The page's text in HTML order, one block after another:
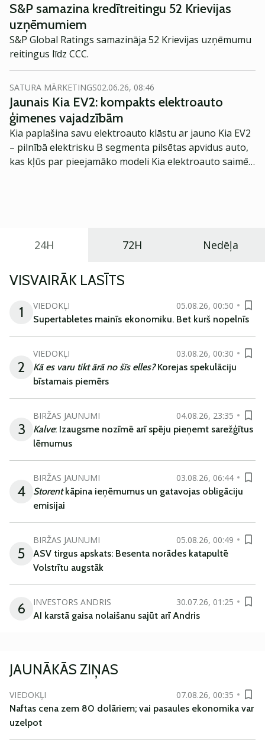
S&P samazina kredītreitingu 52 Krievijas
uzņēmumiem
S&P Global Ratings samazināja 52 Krievijas uzņēmumu
reitingus līdz CCC.
SATURA MĀRKETINGS02.06.26, 08:46
Jaunais Kia EV2: kompakts elektroauto
ģimenes vajadzībām
Kia paplašina savu elektroauto klāstu ar jauno Kia EV2
– pilnībā elektrisku B segmenta pilsētas apvidus auto,
kas kļūs par pieejamāko modeli Kia elektroauto saimē
24H 72H Nedēļa
VISVAIRĀK LASĪTS
1
VIEDOKĻI
05.08.26, 00:50
Supertabletes mainīs ekonomiku. Bet kurš nopelnīs
2
VIEDOKĻI
03.08.26, 00:30
Kā es varu tikt ārā no šīs elles?Korejas spekulāciju
bīstamais piemērs
3
BIRŽAS JAUNUMI
04.08.26, 23:35
Kalve: Izaugsme nozīmē arī spēju pieņemt sarežģītus
lēmumus
4
BIRŽAS JAUNUMI
03.08.26, 06:44
Storentkāpina ieņēmumus un gatavojas obligāciju
emisijai
5
BIRŽAS JAUNUMI
05.08.26, 00:49
ASV tirgus apskats: Besenta norādes katapultē
Volstrītu augstāk
6 INVESTORS ANDRIS
30.07.26, 01:25
AI karstā gaisa nolaišanu sajūt arī Andris
JAUNĀKĀS ZIŅAS
VIEDOKĻI
07.08.26, 00:35
Naftas cena zem 80 dolāriem; vai pasaules ekonomika var
uzelpot